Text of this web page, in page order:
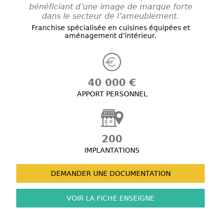
bénéficiant d’une image de marque forte
dans le secteur de l’ameublement.
Franchise spécialisée en cuisines équipées et
aménagement d’intérieur.
40 000 €
APPORT PERSONNEL
200
IMPLANTATIONS
DEMANDER UNE DOCUMENTATION
VOIR LA FICHE ENSEIGNE